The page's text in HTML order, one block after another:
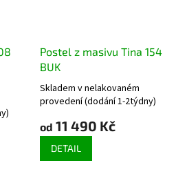
Postel z masivu Tina 154
BUK
Průměrné
hodnocení
produktu
je
z
Skladem v nelakovaném
provedení (dodání 1-2týdny)
od 11 490 Kč
DETAIL